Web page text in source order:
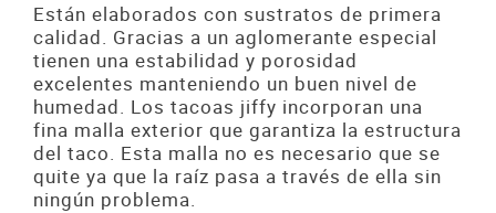
Están elaborados con sustratos de primera
calidad. Gracias a un aglomerante especial
tienen una estabilidad y porosidad
excelentes manteniendo un buen nivel de
humedad. Los tacoas jiffy incorporan una
fina malla exterior que garantiza la estructura
del taco. Esta malla no es necesario que se
quite ya que la raíz pasa a través de ella sin
ningún problema.